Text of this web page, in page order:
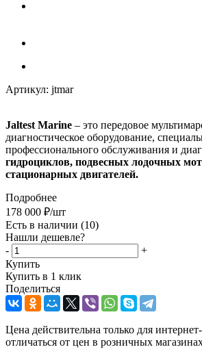
Артикул: jtmar
Jaltest Marine – это передовое
диагностическое оборудование,
профессионального обслуживания и
гидроциклов, подвесных лодочных
стационарных двигателей.
Подробнее
178 000 ₽/шт
Есть в наличии (10)
Нашли дешевле?
-
+
Купить
Купить в 1 клик
Поделиться
Цена действительна только для
отличаться от цен в розничных